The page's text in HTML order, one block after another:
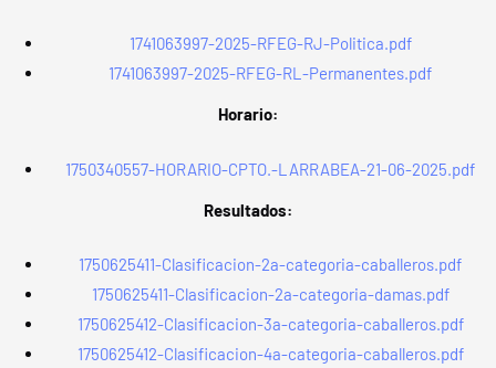
1741063997-2025-RFEG-RJ-Politica.pdf
1741063997-2025-RFEG-RL-Permanentes.pdf
Horario:
1750340557-HORARIO-CPTO.-LARRABEA-21-06-2025.pdf
Resultados:
1750625411-Clasificacion-2a-categoria-caballeros.pdf
1750625411-Clasificacion-2a-categoria-damas.pdf
1750625412-Clasificacion-3a-categoria-caballeros.pdf
1750625412-Clasificacion-4a-categoria-caballeros.pdf